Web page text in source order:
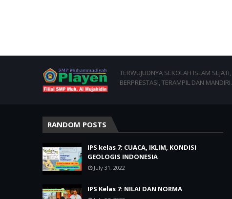
TERWUJUDNYA SEKOLAH ISLAM SEJATI,
BERPRESTASI, TERAMPIL DAN MANDIRI.
RANDOM POSTS
IPS kelas 7: CUACA, IKLIM, KONDISI
GEOLOGIS INDONESIA
July 31, 2022
IPS Kelas 7: NILAI DAN NORMA